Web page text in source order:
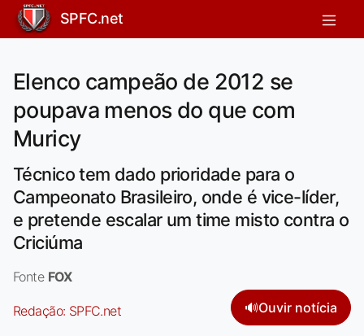
SPFC.net
Elenco campeão de 2012 se
poupava menos do que com
Muricy
Técnico tem dado prioridade para o
Campeonato Brasileiro, onde é vice-líder,
e pretende escalar um time misto contra o
Criciúma
Fonte FOX
Redação: SPFC.net 🔊Ouvir notícia